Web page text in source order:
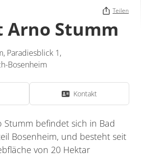
Teilen
Arno Stumm
Paradiesblick 1,
Bosenheim
Kontakt
Stumm befindet sich in Bad
Bosenheim, und besteht seit
von 20 Hektar